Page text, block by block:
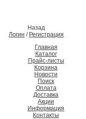
Назад
Логин / Регистрация
Главная
Каталог
Прайс-листы
Корзина
Новости
Поиск
Оплата
Доставка
Акции
Информация
Контакты